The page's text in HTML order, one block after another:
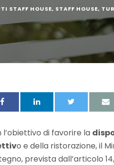
STAFF HOUSE, STAFF HOUSE,
l’obiettivo di favorire la
o e della ristorazione, il
prevista dall’articolo